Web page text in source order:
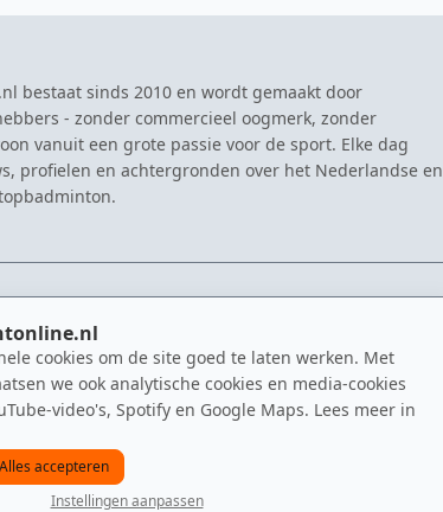
cookies om de site goed te laten werken. Met
we ook analytische cookies en media-cookies
video's, Spotify en Google Maps. Lees meer in
Alles accepteren
Instellingen aanpassen
bestaat sinds 2010 en wordt gemaakt door
- zonder commercieel oogmerk, zonder
vanuit een grote passie voor de sport. Elke dag
profielen en achtergronden over het Nederlandse en
Eredivisie
NK Badminton
Dutch Open
Zomerbadminton